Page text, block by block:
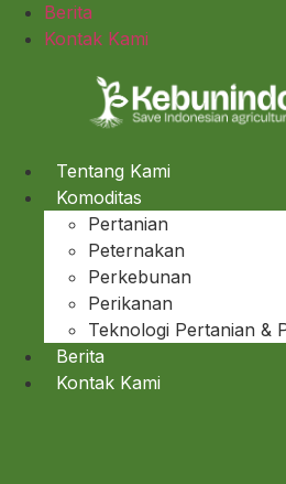
Berita
Kontak Kami
Tentang Kami
Komoditas
Pertanian
Peternakan
Perkebunan
Perikanan
Teknologi Pertanian &
Berita
Kontak Kami